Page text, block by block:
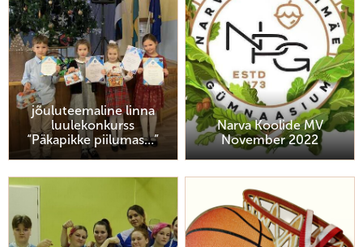
jõuluteemaline linna
luulekonkurss
“Päkapikke piilumas…”
Narva Koolide MV
November 2022